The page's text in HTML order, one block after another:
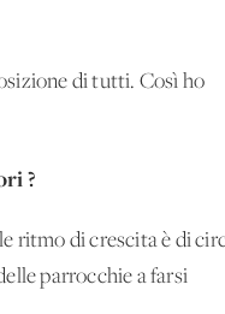
di tutti. Così ho
?
ritmo di crescita è di
parrocchie a farsi